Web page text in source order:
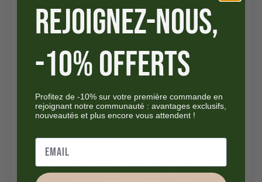
100g de pâtes
Évitez de briser les Vermicelli sauf pour
les soupes
texture al dente parfaite
La surface poreuse absorbe
Servez immédiatement pour préserver la
texture optimale
ALLA PUMMAROLA
La recette classique napolitaine :400g de
REJOIGNEZ-NOUS,
-10% OFFERTS
Profitez de -10% sur votre première commande en
rejoignant notre communauté : avantages exclusifs,
nouveautés et plus encore vous attendent !